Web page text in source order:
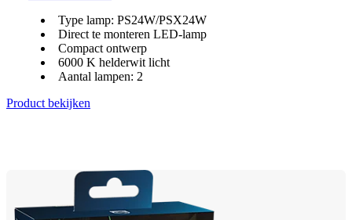
Type lamp: PS24W/PSX24W
Direct te monteren LED-lamp
Compact ontwerp
6000 K helderwit licht
Aantal lampen: 2
Product bekijken